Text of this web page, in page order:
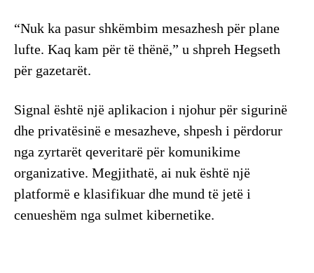
“Nuk ka pasur shkëmbim mesazhesh për plane
lufte. Kaq kam për të thënë,” u shpreh Hegseth
për gazetarët.
Signal është një aplikacion i njohur për sigurinë
dhe privatësinë e mesazheve, shpesh i përdorur
nga zyrtarët qeveritarë për komunikime
organizative. Megjithatë, ai nuk është një
platformë e klasifikuar dhe mund të jetë i
cenueshëm nga sulmet kibernetike.